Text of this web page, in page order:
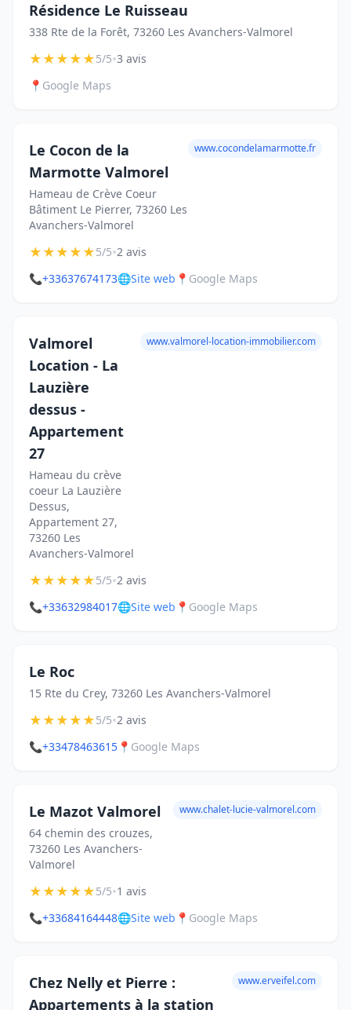
Résidence Le Ruisseau
338 Rte de la Forêt, 73260 Les Avanchers-Valmorel
★★★★★5/5•3 avis
📍 Google Maps
Le Cocon de la
Marmotte Valmorel
Hameau de Crève Coeur
Bâtiment Le Pierrer, 73260 Les
Avanchers-Valmorel
www.cocondelamarmotte.fr
★★★★★5/5•2 avis
📞+33637674173🌐Site web 📍 Google Maps
Valmorel
Location - La
Lauzière
dessus -
Appartement
27
Hameau du crève
coeur La Lauzière
Dessus,
Appartement 27,
73260 Les
Avanchers-Valmorel
www.valmorel-location-immobilier.com
★★★★★5/5•2 avis
📞+33632984017🌐Site web 📍 Google Maps
Le Roc
15 Rte du Crey, 73260 Les Avanchers-Valmorel
★★★★★5/5•2 avis
📞+33478463615 📍 Google Maps
Le Mazot Valmorel
64 chemin des crouzes,
73260 Les Avanchers-
Valmorel
www.chalet-lucie-valmorel.com
★★★★★5/5•1 avis
📞+33684164448🌐Site web 📍 Google Maps
Chez Nelly et Pierre :
Appartements à la station
www.erveifel.com